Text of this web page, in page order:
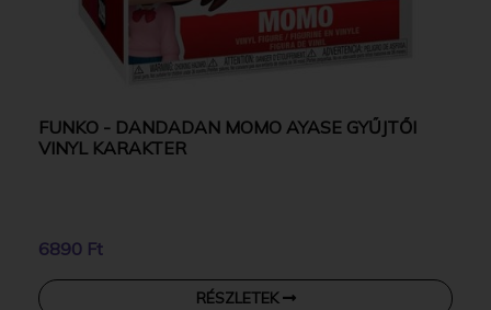
FUNKO - DANDADAN MOMO AYASE GYŰJTŐI
VINYL KARAKTER
6890 Ft
RÉSZLETEK